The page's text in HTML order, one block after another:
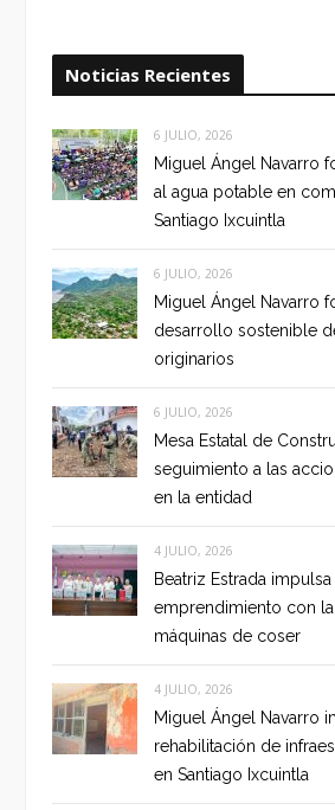
Noticias Recientes
6 JULIO, 2026
Miguel Ángel Navarro
al agua potable en
Santiago Ixcuintla
6 JULIO, 2026
Miguel Ángel Navarro
desarrollo sostenible
originarios
6 JULIO, 2026
Mesa Estatal de
seguimiento a las
en la entidad
4 JULIO, 2026
Beatriz Estrada impulsa
emprendimiento con
máquinas de coser
4 JULIO, 2026
Miguel Ángel Navarro
rehabilitación de
en Santiago Ixcuintla